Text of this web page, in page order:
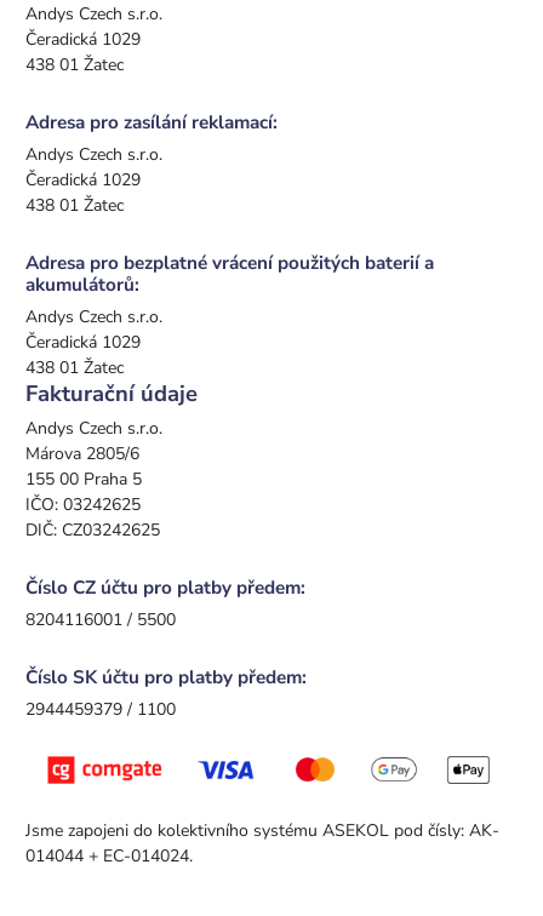
Andys Czech s.r.o.
Čeradická 1029
438 01 Žatec
Adresa pro zasílání reklamací:
Andys Czech s.r.o.
Čeradická 1029
438 01 Žatec
Adresa pro bezplatné vrácení použitých baterií a
akumulátorů:
Andys Czech s.r.o.
Čeradická 1029
438 01 Žatec
Fakturační údaje
Andys Czech s.r.o.
Márova 2805/6
155 00 Praha 5
IČO: 03242625
DIČ: CZ03242625
Číslo CZ účtu pro platby předem:
8204116001 / 5500
Číslo SK účtu pro platby předem:
2944459379 / 1100
Jsme zapojeni do kolektivního systému ASEKOL pod čísly: AK-
014044 + EC-014024.